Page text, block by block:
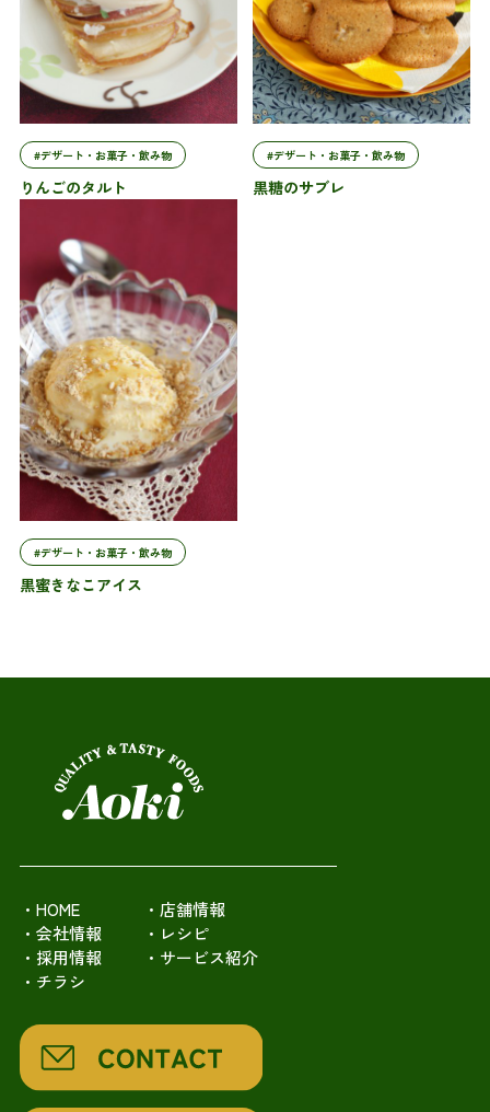
#デザート・お菓子・飲み物
りんごのタルト
#デザート・お菓子・飲み物
黒糖のサブレ
#デザート・お菓子・飲み物
黒蜜きなこアイス
・HOME
・店舗情報
・会社情報
・レシピ
・採用情報
・サービス紹介
・チラシ